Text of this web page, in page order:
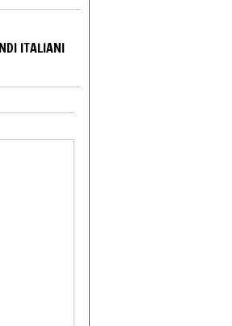
ITALIANI